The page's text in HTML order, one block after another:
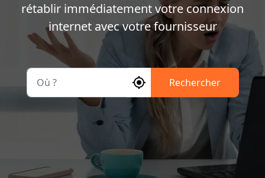
rétablir immédiatement votre connexion
internet avec votre fournisseur
Rechercher